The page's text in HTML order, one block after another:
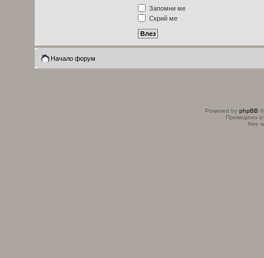
Запомни ме
Скрий ме
Начало форум
Powered by phpBB
Преведено
free